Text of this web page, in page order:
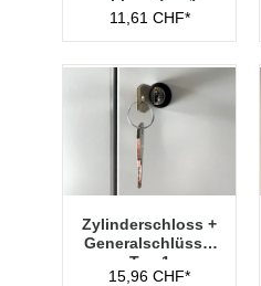
11,61 CHF*
Zylinderschloss +
Generalschlüssel
Typ 1
15,96 CHF*